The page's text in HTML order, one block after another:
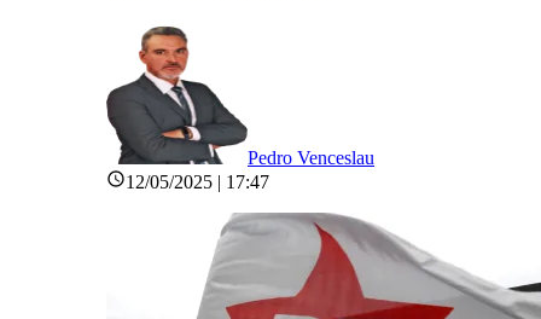
Pedro Venceslau
12/05/2025 | 17:47